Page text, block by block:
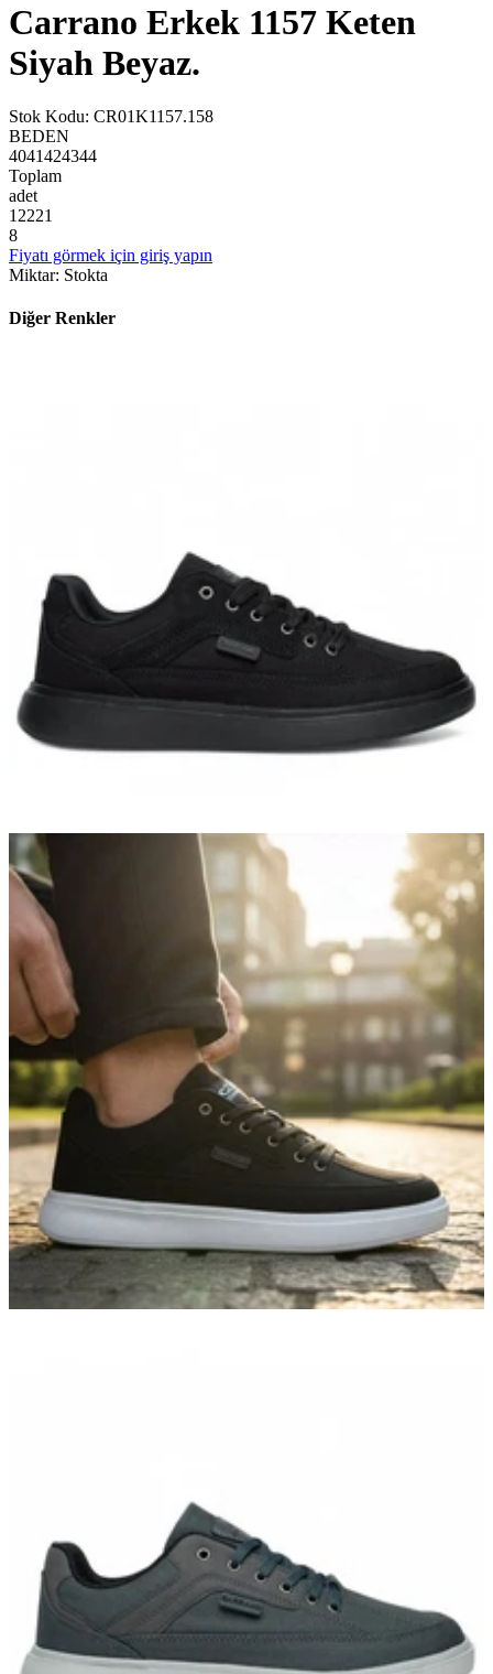
Carrano Erkek 1157 Keten
Siyah Beyaz.
Stok Kodu: CR01K1157.158
BEDEN
4041424344
Toplam
adet
1 2221
8
Fiyatı görmek için giriş yapın
Miktar: Stokta
Diğer Renkler